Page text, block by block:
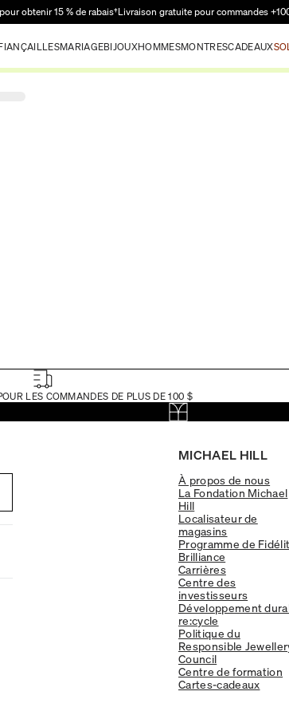
Passer au
obtenir 15 % de rabais†Livraison gratuite pour commandes
MARIAGEBIJOUXHOMMESMONTRESCADEAUX
LES COMMANDES DE PLUS DE 100 $
MICHAEL HILL
À propos de nous
La Fondation Michael
Hill
Localisateur de
magasins
Programme de
Brilliance
Carrières
Centre des
investisseurs
Développement
re:cycle
Politique du
Responsible
Council
Centre de formation
Cartes-cadeaux